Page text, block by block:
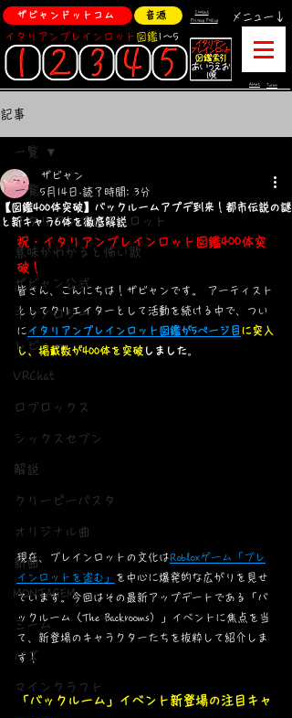
ザビャンドットコム 音源
Contact
Privacy Policy
メニュー↓
イタリアンブレインロット 図鑑1～5
About Terms
記事
一覧
イタリアンブレインロット
意味がわかると怖い歌
ザビャン公式
テクノロジー
レビュー
VRChat
ロブロックス
シックスセブン
解説
クリーピーパスタ
オリジナル曲
新曲
MONTAGEM
ミーム
バズ
マインクラフト
一覧
【図鑑400体突破】バックルームアプデ到来！都市伝説の謎
と新キャラ6体を徹底解説
ザビャン
5月14日 読了時間: 3分
祝・イタリアンブレインロット図鑑400体突
破！
皆さん、こんにちは！ザビャンです。 アーティスト
としてクリエイターとして活動を続ける中で、つい
に イタリアンブレインロット図鑑が5ページ目 に突入
し、掲載数が400体を突破 しました
現在、ブレインロットの文化はRobloxゲーム「ブレ
インロットを盗む」
を中心に爆発的な広がりを見せ
ています。今回はその最新アップデートである「バ
ックルーム（The Backrooms）」イベントに焦点を当
て、新登場のキャラクターたちを抜粋して紹介しま
す！
「バックルーム」イベント新登場の注目キャ